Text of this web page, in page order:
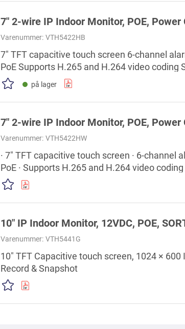
7" 2-wire IP Indoor Monitor, POE, Power
Varenummer: VTH5422HB
7" TFT capacitive touch screen 6-channel
PoE Supports H.265 and H.264 video
wire switch Call management center with
på lager
7" 2-wire IP Indoor Monitor, POE, Power
Varenummer: VTH5422HW
· 7" TFT capacitive touch screen · 6-
PoE · Supports H.265 and H.264 video
Power over two-wire switch · Call
2.5D screen glass
10" IP Indoor Monitor, 12VDC, POE,
Varenummer: VTH5441G
10" TFT Capacitive touch screen, 1024 ×
Record & Snapshot